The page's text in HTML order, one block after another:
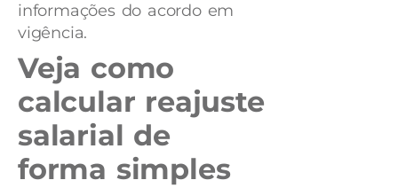
informações do acordo em
vigência.
Veja como
calcular reajuste
salarial de
forma simples